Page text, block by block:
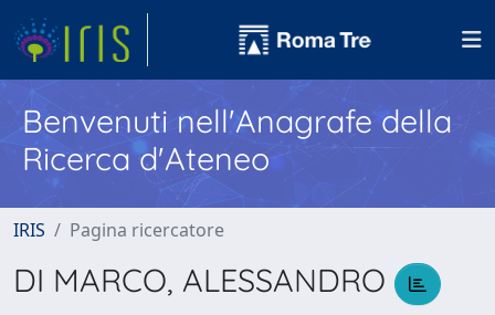
Benvenuti nell'Anagrafe della
Ricerca d'Ateneo
IRIS Pagina ricercatore
DI MARCO, ALESSANDRO